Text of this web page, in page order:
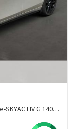
💥Leasing-Schnäppchen💥 Mazda3 5HB 2.5L e-SKYACTIV G 140ps 6AT FWD Homura